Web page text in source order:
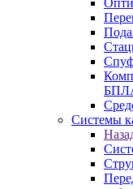
Системы